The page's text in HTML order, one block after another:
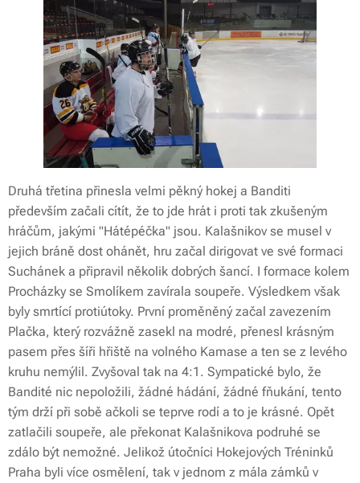
Druhá třetina přinesla velmi pěkný hokej a Banditi
především začali cítít, že to jde hrát i proti tak zkušeným
hráčům, jakými "Hátépéčka" jsou. Kalašnikov se musel v
jejich bráně dost ohánět, hru začal dirigovat ve své formaci
Suchánek a připravil několik dobrých šancí. I formace kolem
Procházky se Smolíkem zavírala soupeře. Výsledkem však
byly smrtící protiútoky. První proměněný začal zavezením
Plačka, který rozvážně zasekl na modré, přenesl krásným
pasem přes šíři hřiště na volného Kamase a ten se z levého
kruhu nemýlil. Zvyšoval tak na 4:1. Sympatické bylo, že
Bandité nic nepoložili, žádné hádání, žádné fňukání, tento
tým drží při sobě ačkoli se teprve rodí a to je krásné. Opět
zatlačili soupeře, ale překonat Kalašnikova podruhé se
zdálo být nemožné. Jelikož útočníci Hokejových Tréninků
Praha byli více osmělení, tak v jednom z mála zámků v